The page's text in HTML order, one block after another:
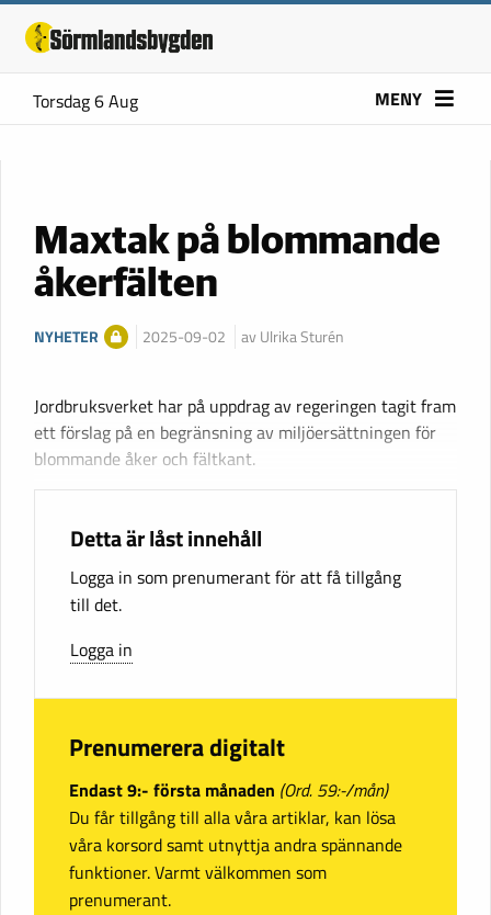
Torsdag 6 Aug MENY
Maxtak på blommande
åkerfälten
NYHETER 2025-09-02 av Ulrika Sturén
Jordbruksverket har på uppdrag av regeringen tagit fram
ett förslag på en begränsning av miljöersättningen för
blommande åker och fältkant.
Detta är låst innehåll
Logga in som prenumerant för att få tillgång
till det.
Logga in
Prenumerera digitalt
Endast 9:- första månaden (Ord. 59:-/mån)
Du får tillgång till alla våra artiklar, kan lösa
våra korsord samt utnyttja andra spännande
funktioner. Varmt välkommen som
prenumerant.